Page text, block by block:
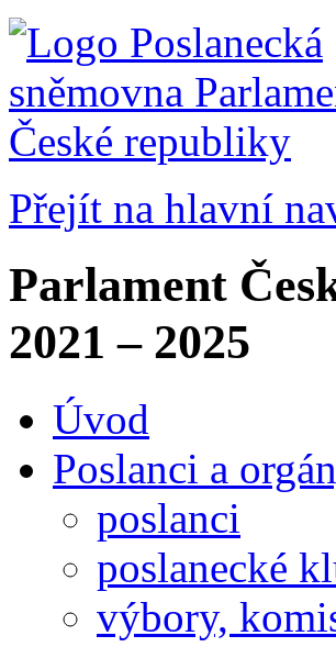
Přejít na hlavní
Parlament
2021 – 2025
Úvod
Poslanci a
poslanci
poslanecké
výbory,